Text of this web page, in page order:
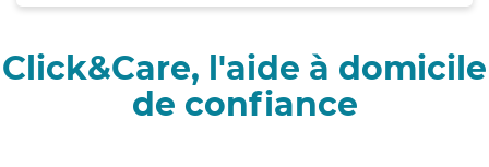
Click&Care, l'aide à domicile
de confiance